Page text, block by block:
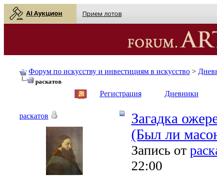
AI Аукцион Прием лотов
Форум по искусству и инвестициям в искусство >
раскатов
Регистрация Дневники
Загадка
(Был ли
Запись от
22:00
раскатов